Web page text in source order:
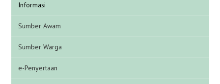
Informasi
Sumber Awam
Sumber Warga
e-Penyertaan